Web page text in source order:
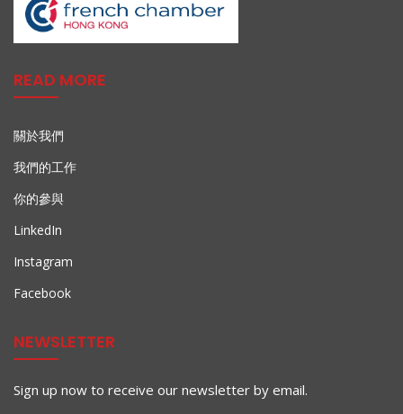
READ MORE
關於我們
我們的工作
你的參與
LinkedIn
Instagram
Facebook
NEWSLETTER
Sign up now to receive our newsletter by email.